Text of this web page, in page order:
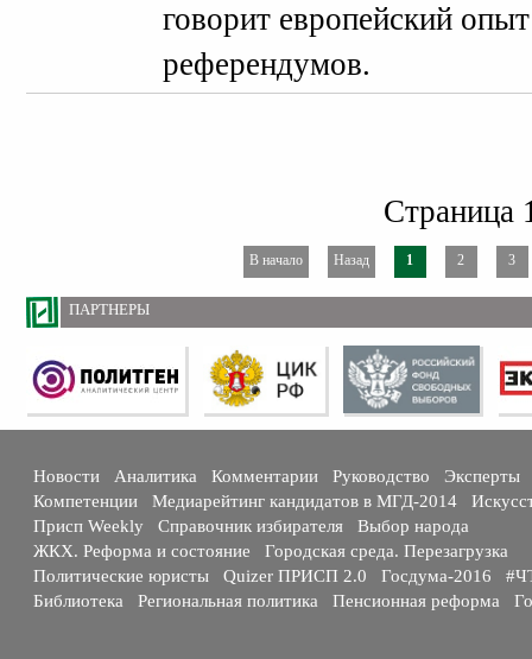
говорит европейский
референдумов.
Страница
В начало Назад 1 2 3
ПАРТНЕРЫ
Новости Аналитика Комментарии Руководство
Эксперты
Компетенции
Медиарейтинг кандидатов в МГД-2014
Присп Weekly
Справочник избирателя
Выбор народа
ЖКХ. Реформа и состояние
Городская среда. Перезагрузка
Политические юристы
Quizer ПРИСП 2.0 Госдума-2016
Библиотека
Региональная политика Пенсионная реформа